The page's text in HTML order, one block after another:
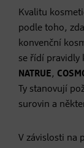
Kvalitu
podle toho,
konvenční
se řídí pravidly
NATRUE,
Ty stanovují
surovin a
V závislosti na